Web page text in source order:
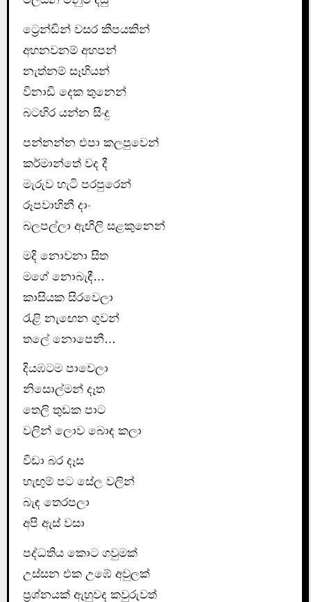
ට්‍රෙන්ඩින් වසර කීපයකින්
අහනවනම් අහපන්
නැත්නම් සෑහියන්
විනාඩි දෙක තුනෙන්
බටහිර යන්න සිංදු
පන්නන්න එපා කලපුවෙන්
කර්මාන්තේ වද දී
මැරුව හැටි පරපුරෙන්
රූපවාහිනී දාං
බලපල්ලා ඇඟිලි සළකුනෙන්
මදි නොවනා සිත
මගේ නොබැඳී…
කාසියක සිරවෙලා
රැළි නැඟෙන ගුවන්
තලේ නොපෙනී…
දියඹටම පාවෙලා
නිසොල්මන් දෑත
තෙලි තුඩක පාට
වලින් ලොව බොඳ කලා
විඩා බර දෑස
හැඟුම් පට සේල වලින්
බැඳ තෙරපලා
අපි ඇස් වසා
පද්ධතිය කොට ගවුමක්
උස්සන එක උඹේ අවුලක්
ප්‍රශ්නයක් ඇහුවද කවුරුවත්